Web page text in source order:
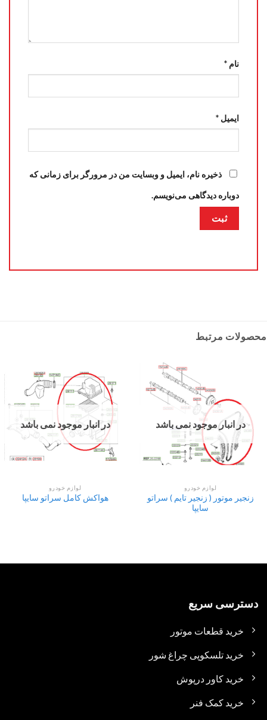
نام *
ایمیل *
ذخیره نام، ایمیل و وبسایت من در مرورگر برای زمانی که
دوباره دیدگاهی می‌نویسم.
محصولات مرتبط
در انبار موجود نمی باشد
لوازم خودرو
زنجیر موتور ( زنجیر تایم ) سراتو
سایپا
در انبار موجود نمی باشد
لوازم خودرو
هواکش کامل سراتو سایپا
دسترسی سریع
خرید قطعات موتور
خرید تلسکوپی چراغ شور
خرید کاور درپوش
خرید کمک فنر